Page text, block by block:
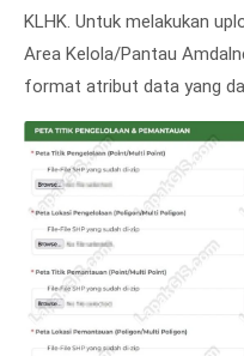
KLHK. Untuk melakukan
Area Kelola/Pantau
format atribut data yang